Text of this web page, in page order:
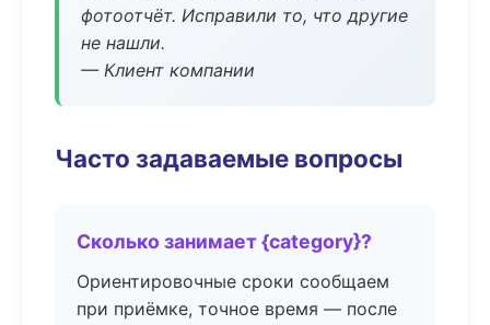
фотоотчёт. Исправили то, что другие
не нашли.
— Клиент компании
Часто задаваемые вопросы
Сколько занимает {category}?
Ориентировочные сроки сообщаем
при приёмке, точное время — после